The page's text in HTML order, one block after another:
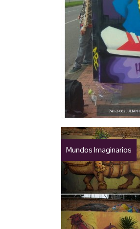
Mundos Imaginarios